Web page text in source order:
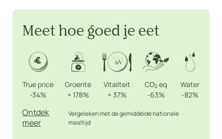
Meet hoe goed je eet
True price
-34%
Groente
+ 178%
Vitaliteit
+ 37%
CO2 eq
-63%
Water
-82%
Ontdek
meer
Vergeleken met de gemiddelde nationale
maaltijd